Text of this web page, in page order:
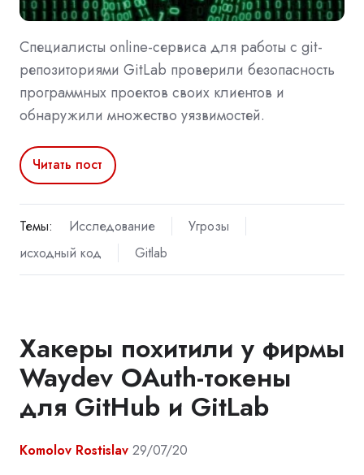
Специалисты online-сервиса для работы с git-
репозиториями GitLab проверили безопасность
программных проектов своих клиентов и
обнаружили множество уязвимостей.
Читать пост
Темы: Исследование
Угрозы
исходный код
Gitlab
Хакеры похитили у фирмы
Waydev OAuth-токены
для GitHub и GitLab
Komolov Rostislav 29/07/20